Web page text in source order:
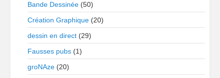
Bande Dessinée (50)
Création Graphique (20)
dessin en direct (29)
Fausses pubs (1)
groNAze (20)